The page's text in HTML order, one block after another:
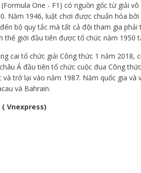
One - F1) có nguồn gốc từ giải
Năm 1946, luật chơi được chuẩn hóa
bộ quy tắc mà tất cả đội tham gia
thế giới đầu tiên được tổ chức năm 1950
cai tổ chức giải Công thức 1 năm 2018,
Á đầu tiên tổ chức cuộc đua Công
trở lại vào năm 1987. Năm quốc gia và
và Bahrain.
( Vnexpress)